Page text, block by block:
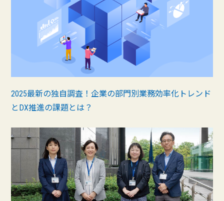
2025最新の独自調査！企業の部門別業務効率化トレンド
とDX推進の課題とは？